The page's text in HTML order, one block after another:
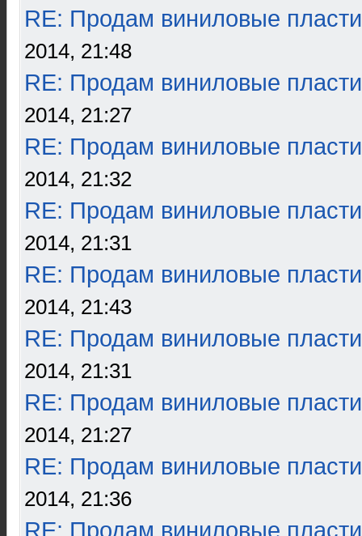
RE: Продам виниловые
2014, 21:48
RE: Продам виниловые
2014, 21:27
RE: Продам виниловые
2014, 21:32
RE: Продам виниловые
2014, 21:31
RE: Продам виниловые
2014, 21:43
RE: Продам виниловые
2014, 21:31
RE: Продам виниловые
2014, 21:27
RE: Продам виниловые
2014, 21:36
RE: Продам виниловые